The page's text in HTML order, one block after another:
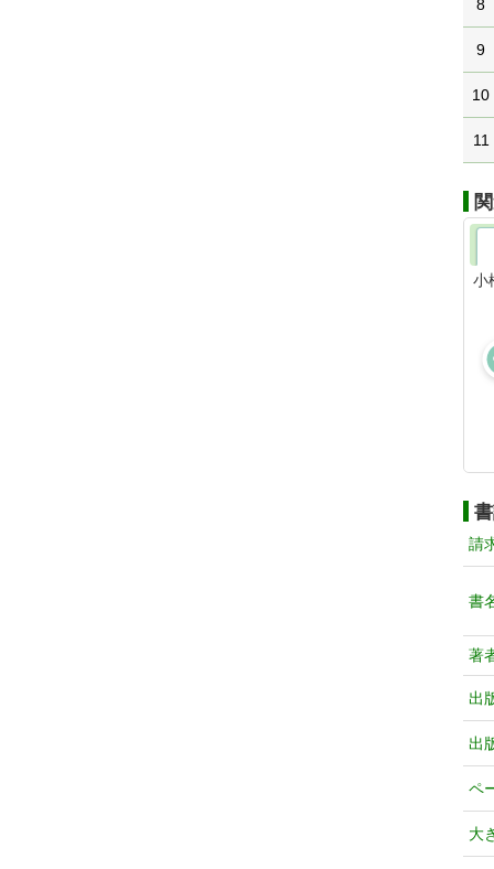
8
9
10
11
小
請
書
著
出
出
ペ
大